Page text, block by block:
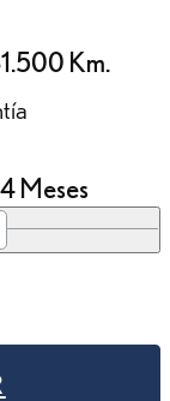
Km.
Meses